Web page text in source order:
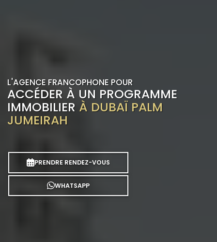
L'AGENCE FRANCOPHONE POUR
ACCÉDER À UN PROGRAMME
IMMOBILIER À DUBAÏ PALM
JUMEIRAH
PRENDRE RENDEZ-VOUS
WHATSAPP